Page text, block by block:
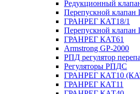
Редукционный
Перепускной
ГРАНРЕГ КАТ18/1
Перепускной
ГРАНРЕГ КАТ61
Armstrong GP-2000
РПД регулятор
Регуляторы РПДС
ГРАНРЕГ КАТ10
ГРАНРЕГ КАТ11